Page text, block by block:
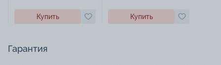
Купить Купить
Гарантия